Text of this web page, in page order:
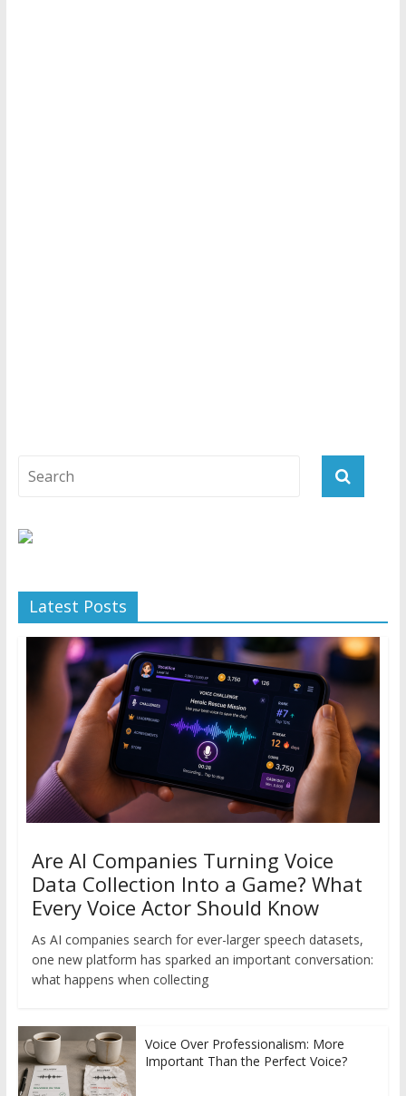
Latest Posts
Are AI Companies Turning Voice
Data Collection Into a Game? What
Every Voice Actor Should Know
As AI companies search for ever-larger speech datasets,
one new platform has sparked an important conversation:
what happens when collecting
Voice Over Professionalism: More
Important Than the Perfect Voice?